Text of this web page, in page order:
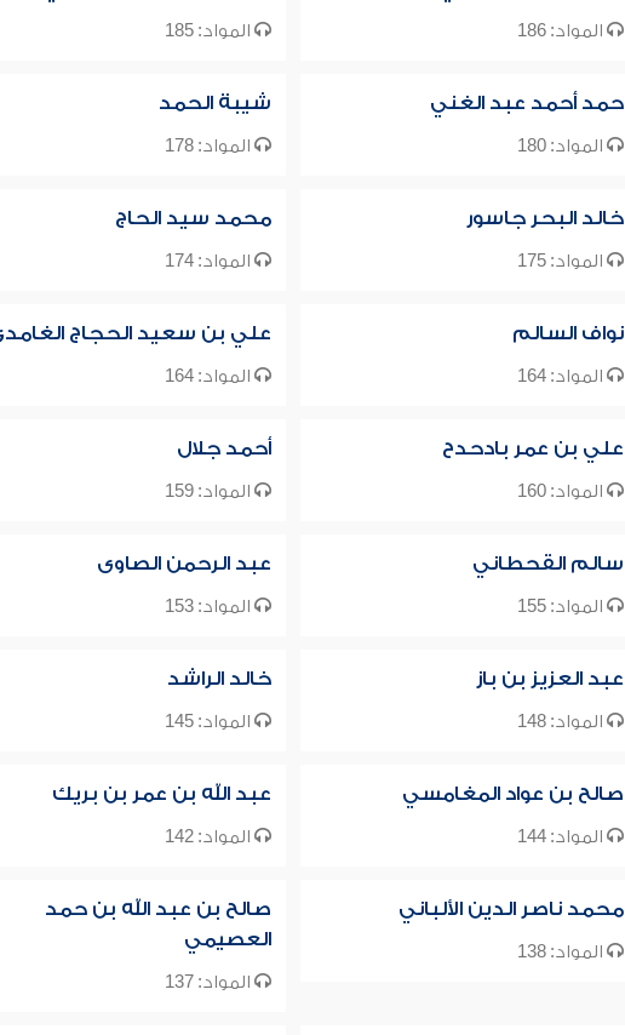
المواد: 186 المواد: 185
حمد أحمد عبد الغني
المواد: 180
شيبة الحمد
المواد: 178
خالد البحر جاسور
المواد: 175
محمد سيد الحاج
المواد: 174
نواف السالم
المواد: 164
علي بن سعيد الحجاج
المواد: 164
علي بن عمر بادحدح
المواد: 160
أحمد جلال
المواد: 159
سالم القحطاني
المواد: 155
عبد الرحمن الصاوى
المواد: 153
عبد العزيز بن باز
المواد: 148
خالد الراشد
المواد: 145
صالح بن عواد المغامسي
المواد: 144
عبد الله بن عمر بن بريك
المواد: 142
محمد ناصر الدين الألباني
المواد: 138
صالح بن عبد الله بن حمد
العصيمي
المواد: 137